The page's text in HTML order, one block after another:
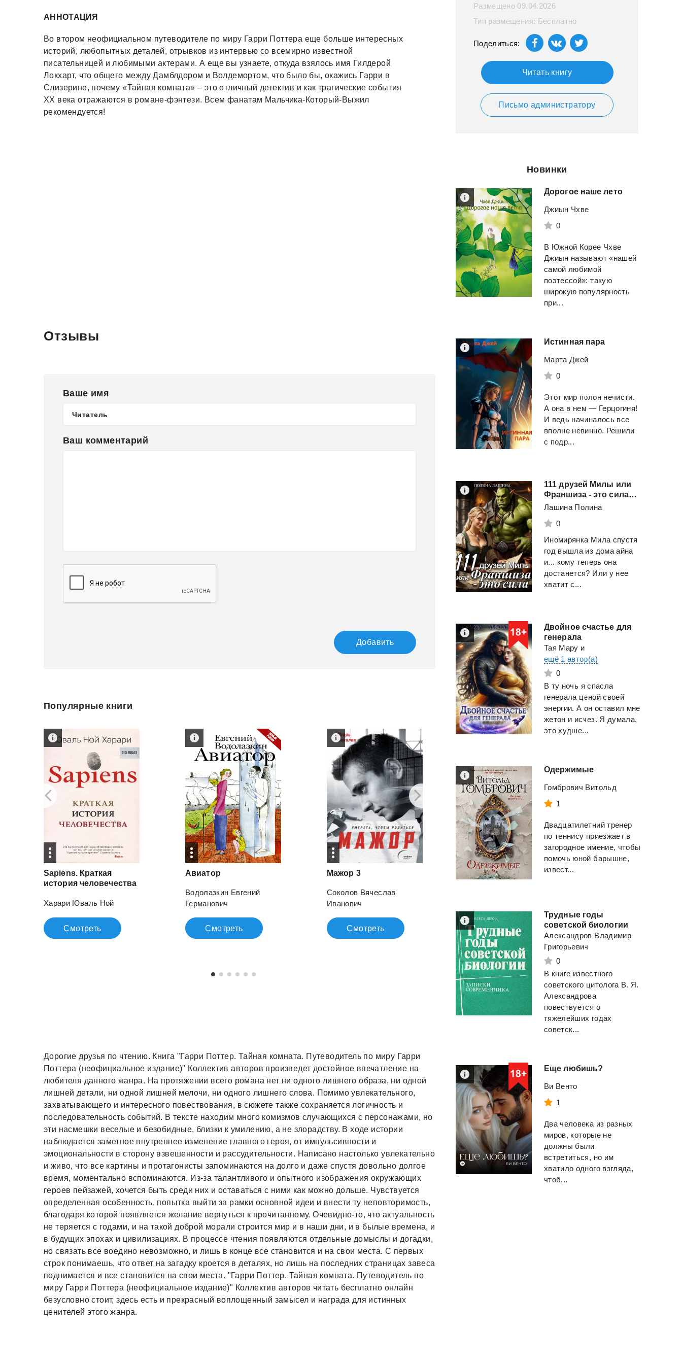
АННОТАЦИЯ
Во втором неофициальном путеводителе по миру Гарри Поттера еще больше интересных
историй, любопытных деталей, отрывков из интервью со всемирно известной
писательницей и любимыми актерами. А еще вы узнаете, откуда взялось имя Гилдерой
Локхарт, что общего между Дамблдором и Волдемортом, что было бы, окажись Гарри в
Слизерине, почему «Тайная комната» – это отличный детектив и как трагические события
XX века отражаются в романе-фэнтези. Всем фанатам Мальчика-Который-Выжил
рекомендуется!
Отзывы
Ваше имя
Ваш комментарий
Добавить
Популярные книги
Sapiens. Краткая
история человечества
Харари Юваль Ной
Смотреть
Авиатор
Водолазкин Евгений
Германович
Смотреть
Мажор 3
Соколов Вячеслав
Иванович
Смотреть
Ревизор: возвращение
Смотреть
Дорогие друзья по чтению. Книга "Гарри Поттер. Тайная комната. Путеводитель по миру Гарри
Поттера (неофициальное издание)" Коллектив авторов произведет достойное впечатление на
любителя данного жанра. На протяжении всего романа нет ни одного лишнего образа, ни одной
лишней детали, ни одной лишней мелочи, ни одного лишнего слова. Помимо увлекательного,
захватывающего и интересного повествования, в сюжете также сохраняется логичность и
последовательность событий. В тексте находим много комизмов случающихся с персонажами, но
эти насмешки веселые и безобидные, близки к умилению, а не злорадству. В ходе истории
наблюдается заметное внутреннее изменение главного героя, от импульсивности и
эмоциональности в сторону взвешенности и рассудительности. Написано настолько увлекательно
и живо, что все картины и протагонисты запоминаются на долго и даже спустя довольно долгое
время, моментально вспоминаются. Из-за талантливого и опытного изображения окружающих
героев пейзажей, хочется быть среди них и оставаться с ними как можно дольше. Чувствуется
определенная особенность, попытка выйти за рамки основной идеи и внести ту неповторимость,
благодаря которой появляется желание вернуться к прочитанному. Очевидно-то, что актуальность
не теряется с годами, и на такой доброй морали строится мир и в наши дни, и в былые времена, и
в будущих эпохах и цивилизациях. В процессе чтения появляются отдельные домыслы и догадки,
но связать все воедино невозможно, и лишь в конце все становится и на свои места. С первых
строк понимаешь, что ответ на загадку кроется в деталях, но лишь на последних страницах завеса
поднимается и все становится на свои места. "Гарри Поттер. Тайная комната. Путеводитель по
миру Гарри Поттера (неофициальное издание)" Коллектив авторов читать бесплатно онлайн
безусловно стоит, здесь есть и прекрасный воплощенный замысел и награда для истинных
ценителей этого жанра.
Размещено 09.04.2026
Тип размещения: Бесплатно
Поделиться:
Читать книгу
Письмо администратору
Новинки
Дорогое наше лето
Джиын Чхве
0
В Южной Корее Чхве
Джиын называют «нашей
самой любимой
поэтессой»: такую
широкую популярность
при...
Истинная пара
Марта Джей
0
Этот мир полон нечисти.
А она в нем — Герцогиня!
И ведь начиналось все
вполне невинно. Решили
с подр...
111 друзей Милы или
Франшиза - это сила. Том 1
Лашина Полина
0
Иномирянка Мила спустя
год вышла из дома айна
и... кому теперь она
достанется? Или у нее
хватит с...
Двойное счастье для
генерала
Тая Мару и
ещё 1 автор(а)
0
В ту ночь я спасла
генерала ценой своей
энергии. А он оставил мне
жетон и исчез. Я думала,
это худше...
Одержимые
Гомбрович Витольд
1
Двадцатилетний тренер
по теннису приезжает в
загородное имение, чтобы
помочь юной барышне,
извест...
Трудные годы
советской биологии
Александров Владимир
Григорьевич
0
В книге известного
советского цитолога В. Я.
Александрова
повествуется о
тяжелейших годах
советск...
Еще любишь?
Ви Венто
1
Два человека из разных
миров, которые не
должны были
встретиться, но им
хватило одного взгляда,
чтоб...